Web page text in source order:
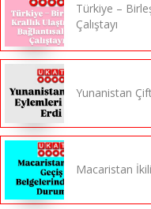
Türkiye –
Çalıştayı
Yunanistan
Macaristan